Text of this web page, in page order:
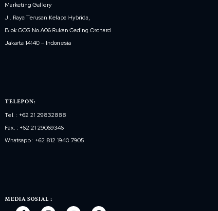
Marketing Gallery
Jl. Raya Terusan Kelapa Hybrida,
Blok GOS No.A06 Rukan Gading Orchard
Jakarta 14140 – Indonesia
TELEPON:
Tel. : +62 21 29832888
Fax. : +62 21 29069346
Whatsapp : +62 812 1940 7905
MEDIA SOSIAL :